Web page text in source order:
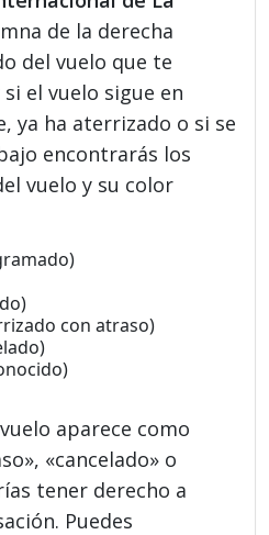
de la derecha
del vuelo que te
el vuelo sigue en
ya ha aterrizado o si se
encontrarás los
vuelo y su color
con atraso)
aparece como
«cancelado» o
tener derecho a
Puedes